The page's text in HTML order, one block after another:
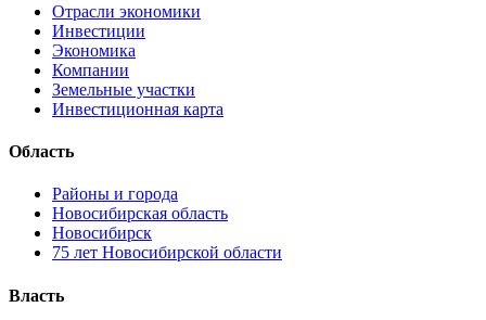
Отрасли экономики
Инвестиции
Экономика
Компании
Земельные участки
Инвестиционная карта
Область
Районы и города
Новосибирская область
Новосибирск
75 лет Новосибирской области
Власть